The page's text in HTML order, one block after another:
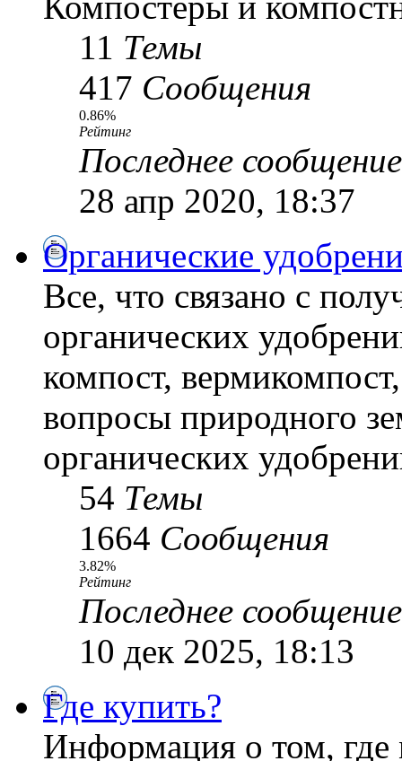
11 Темы
417 Сообщения
0.86%
Рейтинг
Последнее сообщение
28 апр 2020, 18:37
Органические
Все, что связано с
органических
компост,
вопросы природного
органических
54 Темы
1664 Сообщения
3.82%
Рейтинг
Последнее сообщение
10 дек 2025, 18:13
Где купить?
Информация о том,